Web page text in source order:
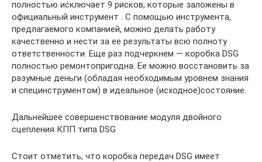
полностью исключает 9 рисков, которые заложены в
официальный инструмент . С помощью инструмента,
предлагаемого компанией, можно делать работу
качественно и нести за ее результаты всю полноту
ответственности. Еще раз подчеркнем — коробка DSG
полностью ремонтопригодна. Ее можно восстановить за
разумные деньги (обладая необходимым уровнем знания
и специнструментом) в идеальное (исходное)состояние.
Дальнейшее совершенствование модуля двойного
сцепления КПП типа DSG
Стоит отметить, что коробка передач DSG имеет